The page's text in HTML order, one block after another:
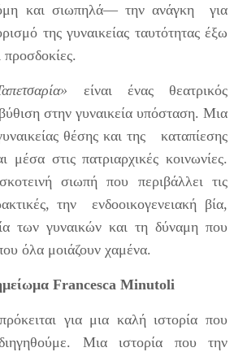
και σιωπηλά— την ανάγκη για
της γυναικείας ταυτότητας έξω
προσδοκίες.
είναι ένας θεατρικός
στην γυναικεία υπόσταση. Μια
θέσης και της καταπίεσης
μέσα στις πατριαρχικές κοινωνίες.
σιωπή που περιβάλλει τις
την ενδοοικογενειακή βία,
των γυναικών και τη δύναμη που
όλα μοιάζουν χαμένα.
Francesca Minutoli
για μια καλή ιστορία που
Μια ιστορία που την